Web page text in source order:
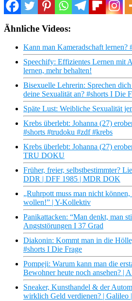
Ähnliche Videos:
Kann man Kameradschaft lernen?
Speechify: Effizientes Lernen mit
lernen, mehr behalten!
Bisexuelle Lehrerin: Sprechen
deine Sexualität an? #shorts I Die
Späte Lust: Weibliche Sexualität
Krebs überlebt: Johanna (27)
#shorts #trudoku #zdf #krebs
Krebs überlebt: Johanna (27)
TRU DOKU
Früher, freier, selbstbestimmter?
DDR | DFF 1985 | MDR DOK
„Ruhrpott muss man nicht
wollen!” | Y-Kollektiv
Panikattacken: “Man denkt, man
Angststörungen I 37 Grad
Diakonin: Kommt man in die
#shorts I Die Frage
Pompeji: Warum kann man die
Bewohner heute noch ansehen? |
Sneaker, Kunsthandel & der
wirklich Geld verdienen? | Galileo